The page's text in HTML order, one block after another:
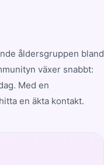
åldersgruppen bland
växer snabbt:
Med en
en äkta kontakt.